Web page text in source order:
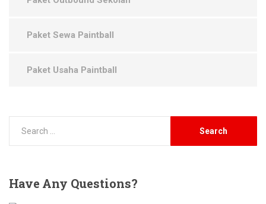
Paket Sewa Paintball
Paket Usaha Paintball
HaveAny Questions?